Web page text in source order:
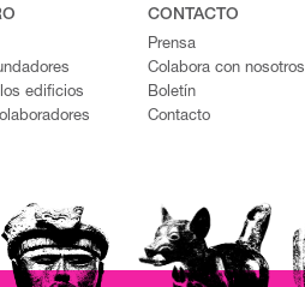
edificios
CONTACTO
Prensa
Colabora con nosotros
Boletín
Contacto